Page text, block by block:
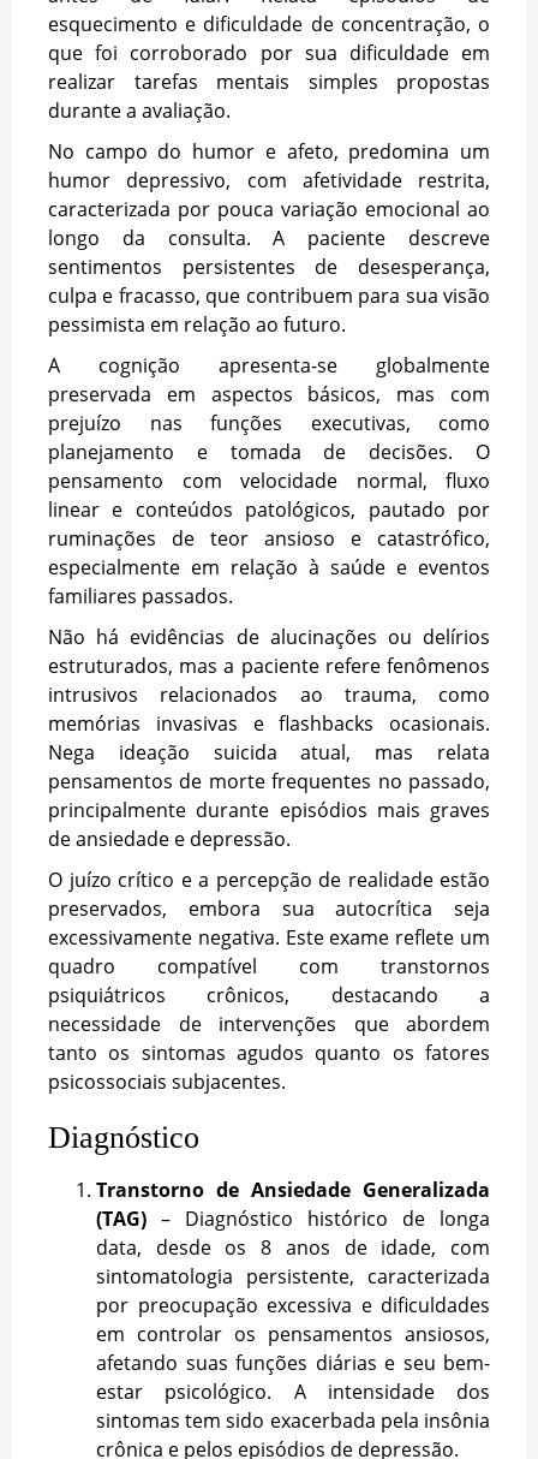
esquecimento e dificuldade de concentração, o
que foi corroborado por sua dificuldade em
realizar tarefas mentais simples propostas
durante a avaliação.
No campo do humor e afeto, predomina um
humor depressivo, com afetividade restrita,
caracterizada por pouca variação emocional ao
longo da consulta. A paciente descreve
sentimentos persistentes de desesperança,
culpa e fracasso, que contribuem para sua visão
pessimista em relação ao futuro.
A cognição apresenta-se globalmente
preservada em aspectos básicos, mas com
prejuízo nas funções executivas, como
planejamento e tomada de decisões. O
pensamento com velocidade normal, fluxo
linear e conteúdos patológicos, pautado por
ruminações de teor ansioso e catastrófico,
especialmente em relação à saúde e eventos
familiares passados.
Não há evidências de alucinações ou delírios
estruturados, mas a paciente refere fenômenos
intrusivos relacionados ao trauma, como
memórias invasivas e flashbacks ocasionais.
Nega ideação suicida atual, mas relata
pensamentos de morte frequentes no passado,
principalmente durante episódios mais graves
de ansiedade e depressão.
O juízo crítico e a percepção de realidade estão
preservados, embora sua autocrítica seja
excessivamente negativa. Este exame reflete um
quadro compatível com transtornos
psiquiátricos crônicos, destacando a
necessidade de intervenções que abordem
tanto os sintomas agudos quanto os fatores
psicossociais subjacentes.
Diagnóstico
Transtorno de Ansiedade Generalizada
(TAG) – Diagnóstico histórico de longa
data, desde os 8 anos de idade, com
sintomatologia persistente, caracterizada
por preocupação excessiva e dificuldades
em controlar os pensamentos ansiosos,
afetando suas funções diárias e seu bem-
estar psicológico. A intensidade dos
sintomas tem sido exacerbada pela insônia
crônica e pelos episódios de depressão.